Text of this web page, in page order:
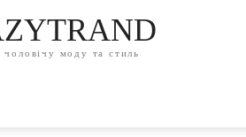
моду та стиль